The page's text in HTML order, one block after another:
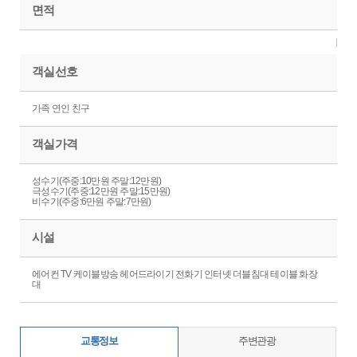
면적
객실선호
가족 연인 친구
객실가격
성수기(주중:10만원 주말:12만원)
극성수기(주중:12만원 주말:15만원)
비수기(주중:6만원 주말:7만원)
시설
에어컨 TV 케이블방송 헤어드라이기 전화기 인터넷 더블침대 테이블 화장
대
교통정보 주변관광